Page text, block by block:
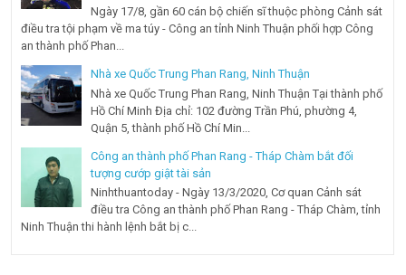
Ngày 17/8, gần 60 cán bộ chiến sĩ thuộc phòng Cảnh sát
điều tra tội phạm về ma túy - Công an tỉnh Ninh Thuận phối hợp Công
an thành phố Phan...
Nhà xe Quốc Trung Phan Rang, Ninh Thuận
Nhà xe Quốc Trung Phan Rang, Ninh Thuận Tại thành phố
Hồ Chí Minh Địa chỉ: 102 đường Trần Phú, phường 4,
Quận 5, thành phố Hồ Chí Min...
Công an thành phố Phan Rang - Tháp Chàm bắt đối
tượng cướp giật tài sản
Ninhthuantoday - Ngày 13/3/2020, Cơ quan Cảnh sát
điều tra Công an thành phố Phan Rang - Tháp Chàm, tỉnh
Ninh Thuận thi hành lệnh bắt bị c...